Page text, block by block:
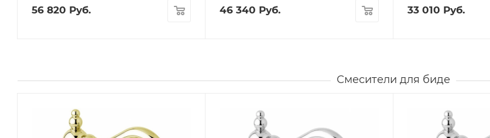
56 820 Руб. 46 340 Руб. 33 010 Руб.
Смесители для биде